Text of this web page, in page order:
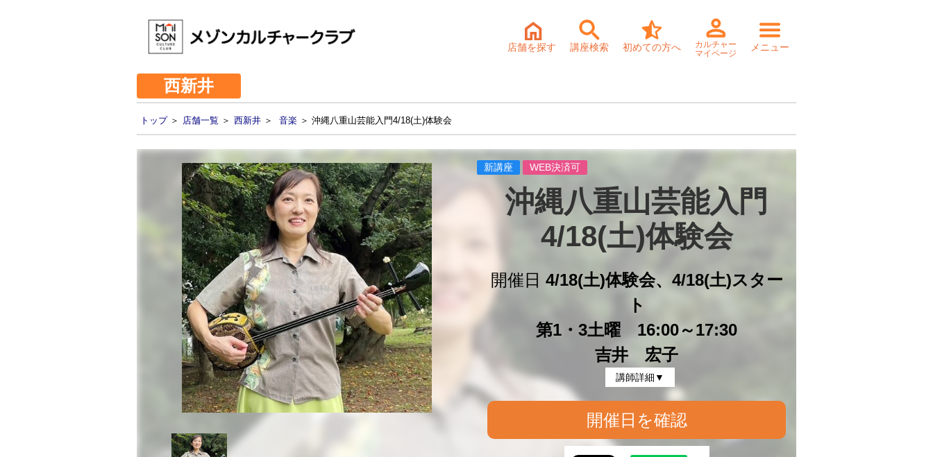
店舗を探す 講座検索 初めての方へ
カルチャー
マイページ
メニュー
西新井
トップ＞ 店舗一覧 ＞ 西新井 ＞ 音楽 ＞ 沖縄八重山芸能入門4/18(土)体験会
新講座 WEB決済可
沖縄八重山芸能入門
4/18(土)体験会
開催日 4/18(土)体験会、4/18(土)スター
ト
第1・3土曜 16:00～17:30
吉井 宏子
講師詳細▼
開催日を確認